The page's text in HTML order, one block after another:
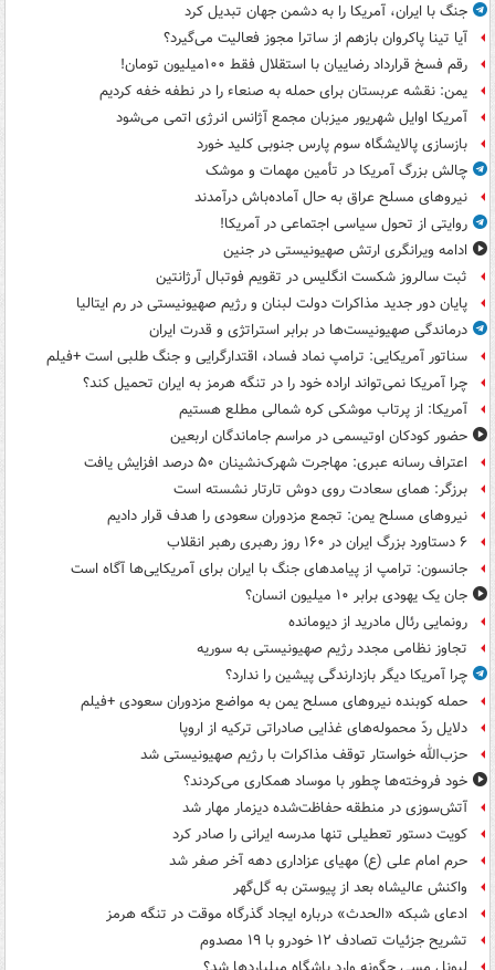
جنگ با ایران، آمریکا را به دشمن جهان تبدیل کرد
آیا تینا پاکروان بازهم از ساترا مجوز فعالیت می‌گیرد؟
رقم فسخ قرارداد رضاییان با استقلال فقط ۱۰۰میلیون تومان!
یمن: نقشه عربستان برای حمله به صنعاء را در نطفه خفه کردیم
آمریکا اوایل شهریور میزبان مجمع آژانس انرژی اتمی می‌شود
بازسازی پالایشگاه سوم پارس جنوبی کلید خورد
چالش بزرگ آمریکا در تأمین مهمات و موشک
نیروهای مسلح عراق به حال آماده‌باش درآمدند
روایتی از تحول سیاسی اجتماعی در آمریکا!
ادامه ویرانگری ارتش صهیونیستی در جنین
ثبت سالروز شکست انگلیس در تقویم فوتبال آرژانتین
پایان دور جدید مذاکرات دولت لبنان و رژیم صهیونیستی در رم ایتالیا
درماندگی صهیونیست‌ها در برابر استراتژی و قدرت ایران
سناتور آمریکایی: ترامپ نماد فساد، اقتدارگرایی و جنگ طلبی است +فیلم
چرا آمریکا نمی‌تواند اراده خود را در تنگه هرمز به ایران تحمیل کند؟
آمریکا: از پرتاب موشکی کره شمالی مطلع هستیم
حضور کودکان اوتیسمی در مراسم جاماندگان اربعین
اعتراف رسانه عبری: مهاجرت شهرک‌نشینان ۵۰ درصد افزایش یافت
برزگر: همای سعادت روی دوش تارتار نشسته است
نیروهای مسلح یمن: تجمع مزدوران سعودی را هدف قرار دادیم
۶ دستاورد بزرگ ایران در ۱۶۰ روز رهبری رهبر انقلاب
جانسون: ترامپ از پیامدهای جنگ با ایران برای آمریکایی‌ها آگاه است
جان یک یهودی برابر ۱۰ میلیون انسان؟
رونمایی رئال مادرید از دیومانده
تجاوز نظامی مجدد رژیم صهیونیستی به سوریه
چرا آمریکا دیگر بازدارندگی پیشین را ندارد؟
حمله کوبنده نیروهای مسلح یمن به مواضع مزدوران سعودی +فیلم
دلایل ردّ محموله‌های غذایی صادراتی ترکیه از اروپا
حزب‌الله خواستار توقف مذاکرات با رژیم صهیونیستی شد
خود فروخته‌ها چطور با موساد همکاری می‌کردند؟
آتش‌سوزی در منطقه حفاظت‌شده دیزمار مهار شد
کویت دستور تعطیلی تنها مدرسه ایرانی را صادر کرد
حرم امام علی (ع) مهیای عزاداری دهه آخر صفر شد
واکنش عالیشاه بعد از پیوستن به گل‌گهر
ادعای شبکه «الحدث» درباره ایجاد گذرگاه موقت در تنگه هرمز
تشریح جزئیات تصادف ۱۲ خودرو با ۱۹ مصدوم